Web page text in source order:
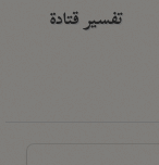
تفسير قتادة